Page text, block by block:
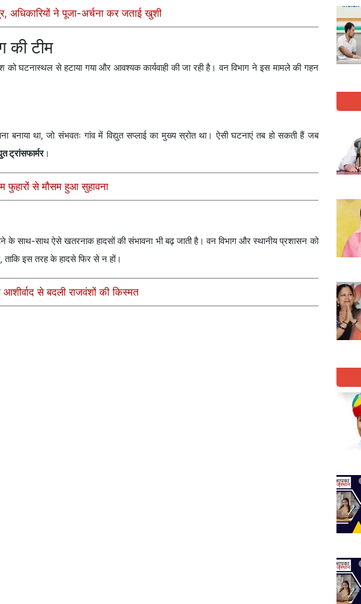
अधिकारियों ने पूजा-अर्चना कर जताई खुशी
की टीम
घटनास्थल से हटाया गया और आवश्यक कार्यवाही की जा रही है। वन विभाग ने इस मामले की गहन
बनाया था, जो संभवतः गांव में विद्युत सप्लाई का मुख्य स्रोत था। ऐसी घटनाएं तब हो सकती हैं जब
ट्रांसफार्मर।
फुहारों से मौसम हुआ सुहावना
के साथ-साथ ऐसे खतरनाक हादसों की संभावना भी बढ़ जाती है। वन विभाग और स्थानीय प्रशासन को
ताकि इस तरह के हादसे फिर से न हों।
से बदली राजवंशों की किस्मत